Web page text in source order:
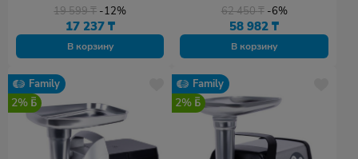
19 599₸ -12%
17 237 ₸
В корзину
62 450₸ -6%
58 982₸
В корзину
Family
2%
Family
2%